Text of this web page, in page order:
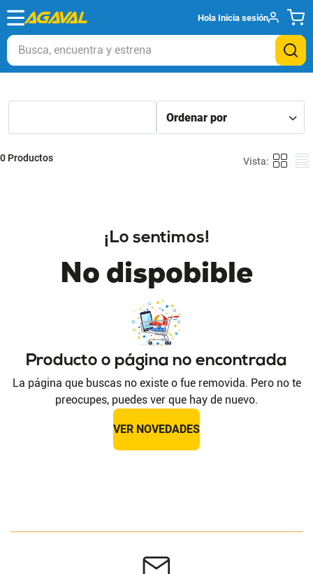
Hola Inicia sesión
Busca, encuentra y estrena
0 Productos
¡Lo sentimos!
No dispobible
Producto o página no encontrada
La página que buscas no existe o fue removida. Pero no te
preocupes, puedes ver que hay de nuevo.
VER NOVEDADES